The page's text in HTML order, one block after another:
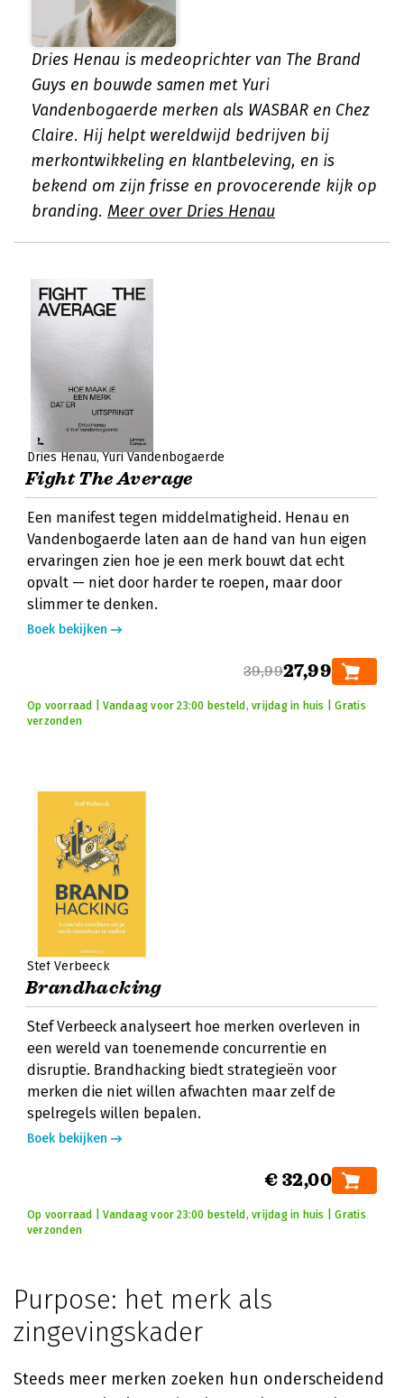
Dries Henau is medeoprichter van The Brand
Guys en bouwde samen met Yuri
Vandenbogaerde merken als WASBAR en Chez
Claire. Hij helpt wereldwijd bedrijven bij
merkontwikkeling en klantbeleving, en is
bekend om zijn frisse en provocerende kijk op
branding. Meer over Dries Henau
Dries Henau Yuri Vandenbogaerde
Fight The Average
Een manifest tegen middelmatigheid. Henau en
Vandenbogaerde laten aan de hand van hun eigen
ervaringen zien hoe je een merk bouwt dat echt
opvalt — niet door harder te roepen, maar door
slimmer te denken.
Boek bekijken
39,9927,99
Op voorraad | Vandaag voor 23:00 besteld, vrijdag in huis | Gratis
verzonden
Stef Verbeeck
Brandhacking
Stef Verbeeck analyseert hoe merken overleven in
een wereld van toenemende concurrentie en
disruptie. Brandhacking biedt strategieën voor
merken die niet willen afwachten maar zelf de
spelregels willen bepalen.
Boek bekijken
€ 32,00
Op voorraad | Vandaag voor 23:00 besteld, vrijdag in huis | Gratis
verzonden
Purpose: het merk als
zingevingskader
Steeds meer merken zoeken hun onderscheidend